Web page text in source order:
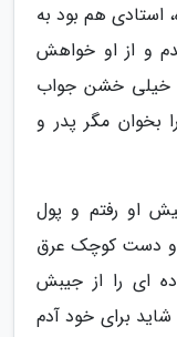
استادی هم بود به
و از او خواهش
خیلی خشن جواب
بخوان مگر پدر و
او رفتم و پول
و دست کوچک عرق
ای را از جیبش
برای خود آدم